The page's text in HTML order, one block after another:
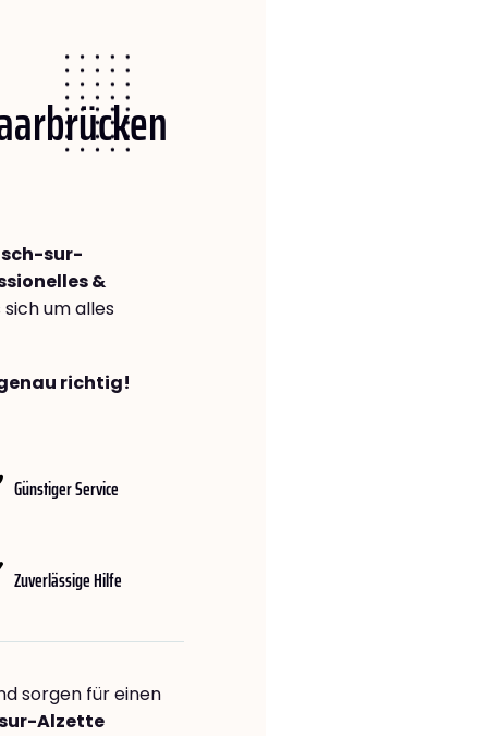
sur-
&
sich um alles
richtig!
Günstiger Service
Zuverlässige Hilfe
sorgen für einen
Alzette